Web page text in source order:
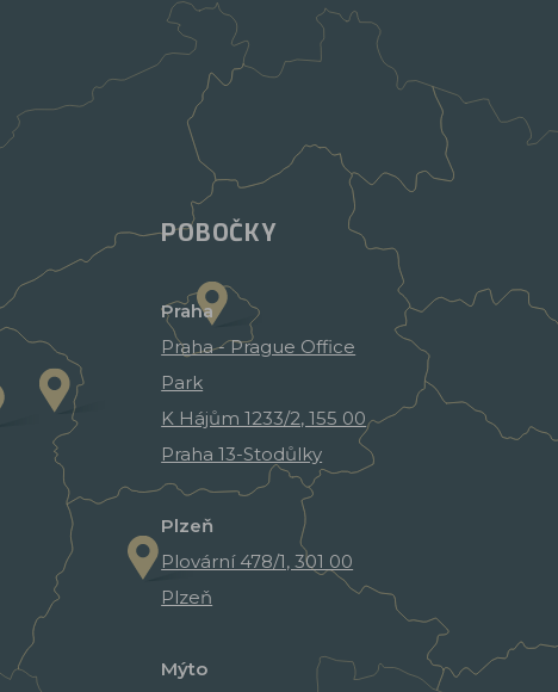
POBOČKY
Praha
Praha - Prague Office
Park
K Hájům 1233/2, 155 00
Praha 13-Stodůlky
Plzeň
Plovární 478/1, 301 00
Plzeň
Mýto